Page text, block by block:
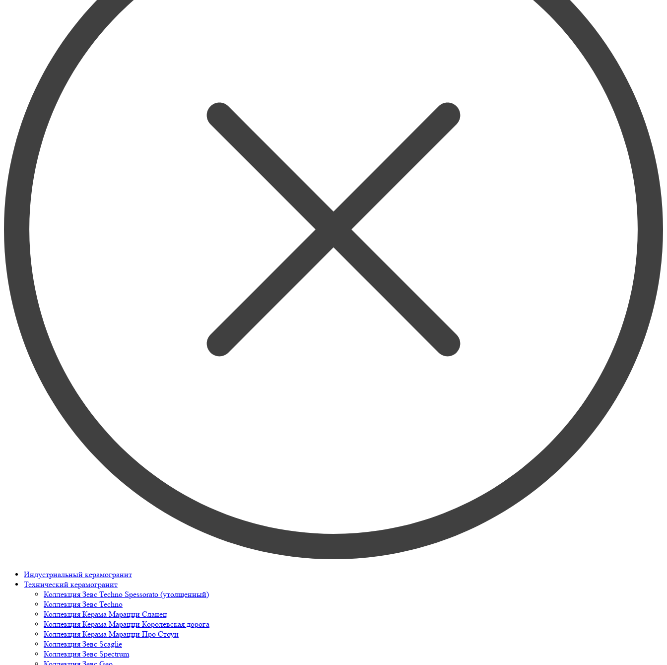
Индустриальный керамогранит
Технический керамогранит
Коллекция Зевс Techno Spessorato (утолщенный)
Коллекция Зевс Techno
Коллекция Керама Марацци Сланец
Коллекция Керама Марацци Королевская дорога
Коллекция Керама Марацци Про Стоун
Коллекция Зевс Scaglie
Коллекция Зевс Spectrum